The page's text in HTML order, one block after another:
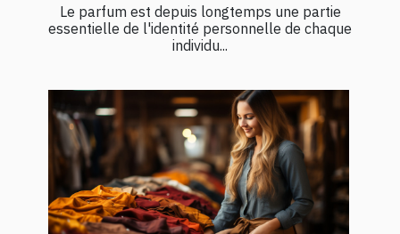
Le parfum est depuis longtemps une partie
essentielle de l'identité personnelle de chaque
individu...